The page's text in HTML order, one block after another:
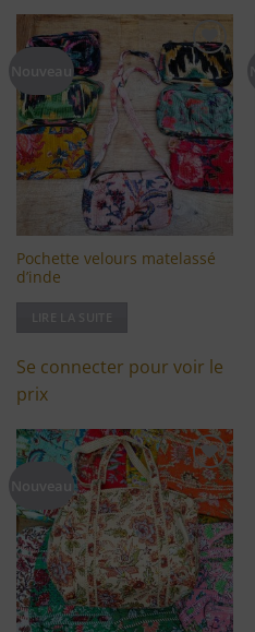
Ajouter
à ma
liste
d'envies
Pochette velours matelassé
d’inde
Se connecter pour voir le
prix
Ajouter
à ma
liste
d'envies